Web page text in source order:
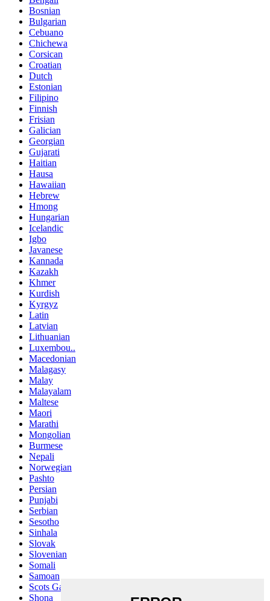
Bosnian
Bulgarian
Cebuano
Chichewa
Corsican
Croatian
Dutch
Estonian
Filipino
Finnish
Frisian
Galician
Georgian
Gujarati
Haitian
Hausa
Hawaiian
Hebrew
Hmong
Hungarian
Icelandic
Igbo
Javanese
Kannada
Kazakh
Khmer
Kurdish
Kyrgyz
Latin
Latvian
Lithuanian
Luxembou..
Macedonian
Malagasy
Malay
Malayalam
Maltese
Maori
Marathi
Mongolian
Burmese
Nepali
Norwegian
Pashto
Persian
Punjabi
Serbian
Sesotho
Sinhala
Slovak
Slovenian
Somali
Samoan
Scots Gaelic
Shona